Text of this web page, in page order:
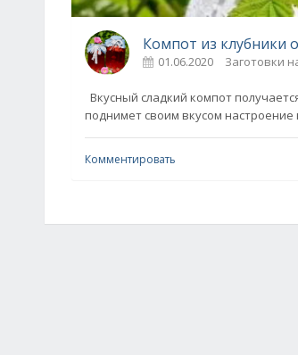
Компот из клубники
01.06.2020 Заготовки
Вкусный сладкий компот
поднимет своим вкусом настроение
Комментировать